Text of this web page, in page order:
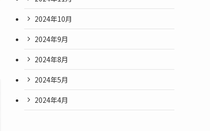
2024年10月
2024年9月
2024年8月
2024年5月
2024年4月